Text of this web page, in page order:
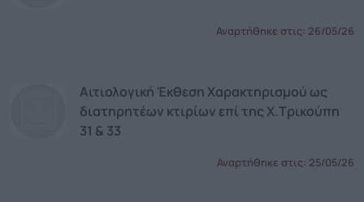
Αναρτήθηκε στις: 26/05/26
Αιτιολογική Έκθεση Χαρακτηρισμού ως
διατηρητέων κτιρίων επί της Χ.Τρικούπη
31 & 33
Αναρτήθηκε στις: 25/05/26